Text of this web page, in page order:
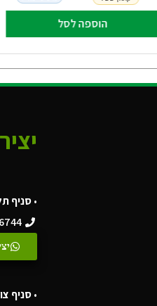
הוספה לסל
•סניף
•סניף